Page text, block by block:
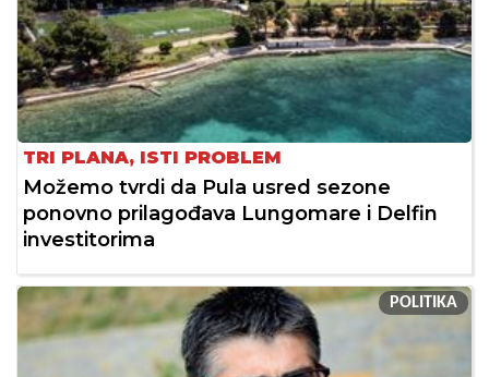
TRI PLANA, ISTI PROBLEM
Možemo tvrdi da Pula usred sezone
ponovno prilagođava Lungomare i Delfin
investitorima
POLITIKA